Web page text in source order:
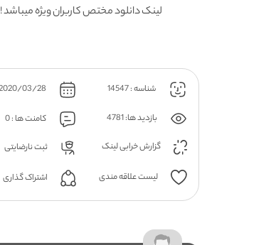
لینک دانلود مختص کاربران ویژه میباشد !
شناسه : 14547
بازدید ها: 4781
کامنت ها : 0
گزارش خرابی لینک
ثبت نارضایتی
لیست علاقه مندی اشتراک گذاری